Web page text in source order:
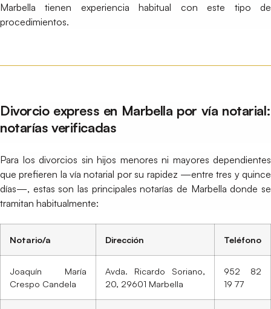
Marbella tienen experiencia habitual con este tipo de
procedimientos.
Divorcio express en Marbella por vía notarial:
notarías verificadas
Para los divorcios sin hijos menores ni mayores dependientes
que prefieren la vía notarial por su rapidez —entre tres y quince
días—, estas son las principales notarías de Marbella donde se
tramitan habitualmente:
Notario/a Dirección Teléfono
Joaquín María
Crespo Candela
Avda. Ricardo Soriano,
20, 29601 Marbella
952 82
19 77